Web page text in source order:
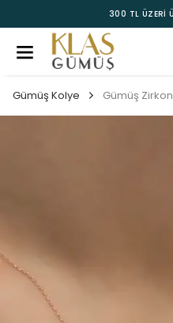
300 TL ÜZERİ
Gümüş Kolye Gümüş